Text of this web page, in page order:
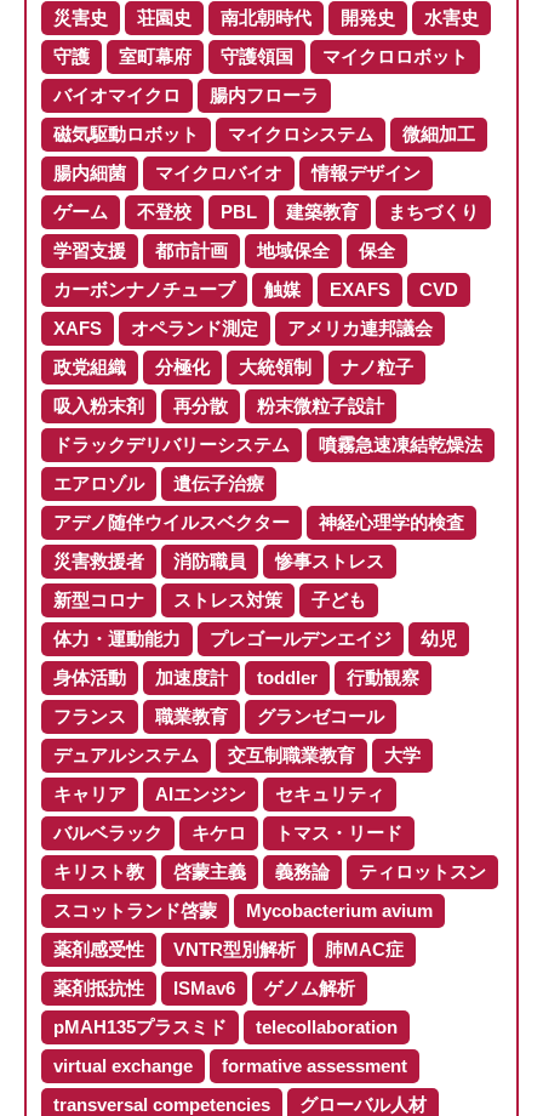
災害史
荘園史 南北朝時代 開発史
水害史
守護
室町幕府 守護領国
マイクロロボット
バイオマイクロ
腸内フローラ
磁気駆動ロボット
マイクロシステム
微細加工
腸内細菌
マイクロバイオ
情報デザイン
ゲーム
不登校 PBL 建築教育
まちづくり
学習支援
都市計画 地域保全
保全
カーボンナノチューブ
触媒 EXAFS
CVD
XAFS
オペランド測定
アメリカ連邦議会
政党組織
分極化 大統領制
ナノ粒子
吸入粉末剤
再分散
粉末微粒子設計
ドラックデリバリーシステム
噴霧急速凍結乾燥法
エアロゾル
遺伝子治療
アデノ随伴ウイルスベクター
神経心理学的検査
災害救援者
消防職員
惨事ストレス
新型コロナ
ストレス対策
子ども
体力・運動能力
プレゴールデンエイジ
幼児
身体活動
加速度計 toddler
行動観察
フランス
職業教育
グランゼコール
デュアルシステム
交互制職業教育
大学
キャリア
AIエンジン
セキュリティ
バルベラック
キケロ
トマス・リード
キリスト教
啓蒙主義 義務論
ティロットスン
スコットランド啓蒙
Mycobacterium avium
薬剤感受性
VNTR型別解析
肺MAC症
薬剤抵抗性
ISMav6
ゲノム解析
pMAH135プラスミド
telecollaboration
virtual exchange
formative assessment
transversal competencies
グローバル人材